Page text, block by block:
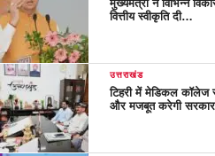
मुख्यमंत्री ने विभिन्न
वित्तीय स्वीकृति दी…
उत्तराखंड
टिहरी में मेडिकल कॉलेज
और मजबूत करेगी